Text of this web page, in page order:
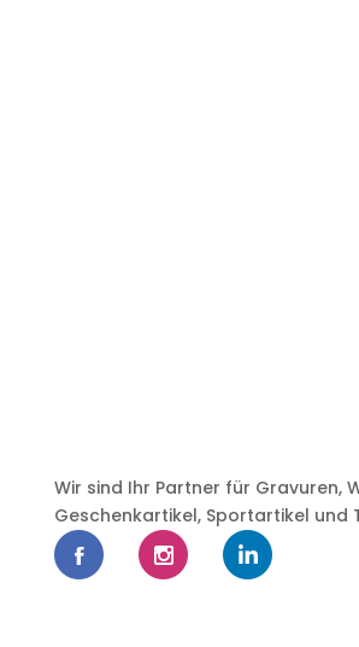
Wir sind Ihr Partner für Gravuren,
Geschenkartikel, Sportartikel und